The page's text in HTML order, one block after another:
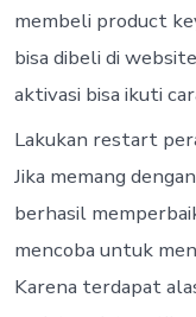
membeli product
bisa dibeli di
aktivasi bisa ikuti
Lakukan restart
Jika memang
berhasil
mencoba untuk
Karena terdapat